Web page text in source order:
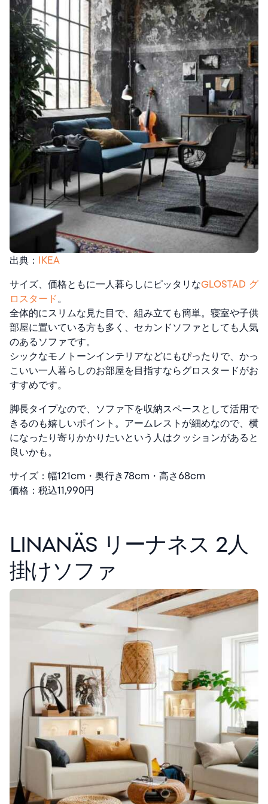
出典： IKEA
サイズ、価格ともに一人暮らしにピッタリなGLOSTAD グ
ロスタード ​​。
全体的にスリムな見た目で、組み立ても簡単。寝室や子供
部屋に置いている方も多く、セカンドソファとしても人気
のあるソファです。
シックなモノトーンインテリアなどにもぴったりで、かっ
こいい一人暮らしのお部屋を目指すならグロスタードがお
すすめです。
脚長タイプなので、ソファ下を収納スペースとして活用で
きるのも嬉しいポイント。アームレストが細めなので、横
になったり寄りかかりたいという人はクッションがあると
良いかも。
サイズ：幅121cm・奥行き78cm・高さ68cm
価格：税込11,990円
LINANÄS リーナネス 2人
掛けソファ